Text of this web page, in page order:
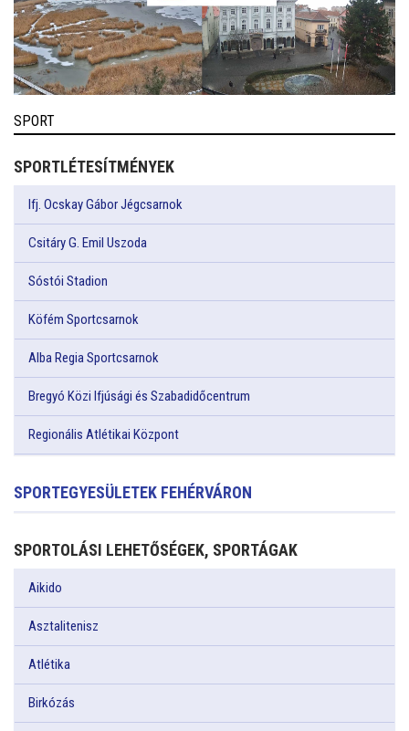
SPORT
SPORTLÉTESÍTMÉNYEK
Ifj. Ocskay Gábor Jégcsarnok
Csitáry G. Emil Uszoda
Sóstói Stadion
Köfém Sportcsarnok
Alba Regia Sportcsarnok
Bregyó Közi Ifjúsági és Szabadidőcentrum
Regionális Atlétikai Központ
SPORTEGYESÜLETEK FEHÉRVÁRON
SPORTOLÁSI LEHETŐSÉGEK, SPORTÁGAK
Aikido
Asztalitenisz
Atlétika
Birkózás